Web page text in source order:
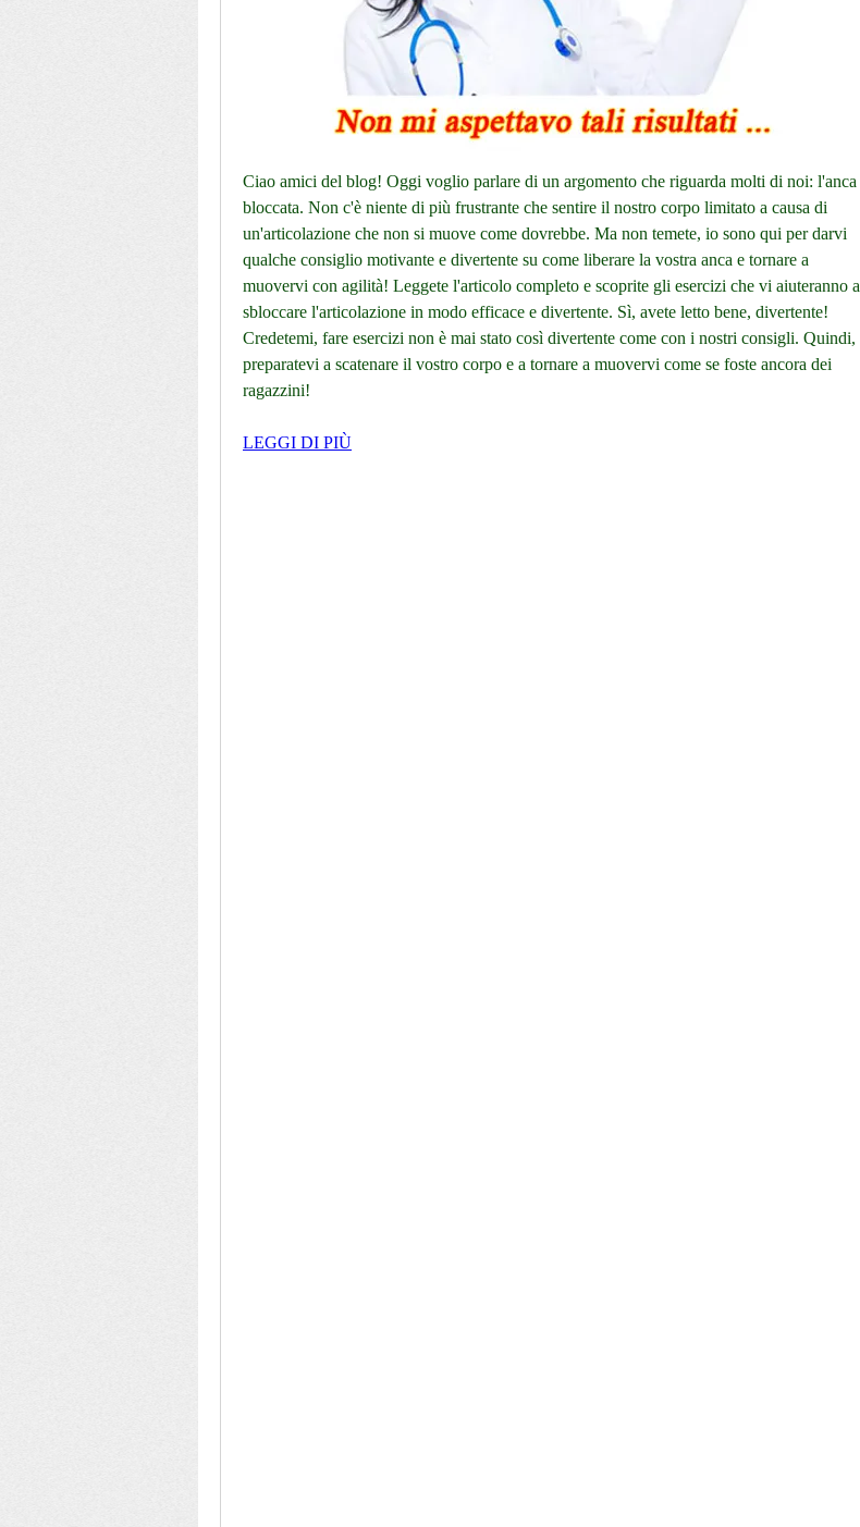
Ciao amici del blog! Oggi voglio parlare di un argomento che riguarda molti di noi: l'anca
bloccata. Non c'è niente di più frustrante che sentire il nostro corpo limitato a causa di
un'articolazione che non si muove come dovrebbe. Ma non temete, io sono qui per darvi
qualche consiglio motivante e divertente su come liberare la vostra anca e tornare a
muovervi con agilità! Leggete l'articolo completo e scoprite gli esercizi che vi aiuteranno a
sbloccare l'articolazione in modo efficace e divertente. Sì, avete letto bene, divertente!
Credetemi, fare esercizi non è mai stato così divertente come con i nostri consigli. Quindi,
preparatevi a scatenare il vostro corpo e a tornare a muovervi come se foste ancora dei
ragazzini!
LEGGI DI PIÙ